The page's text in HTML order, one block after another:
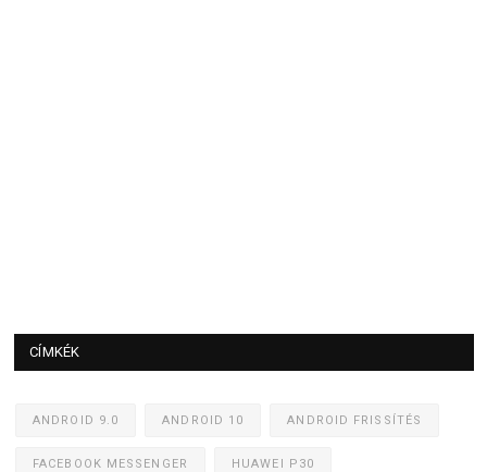
CÍMKÉK
ANDROID 9.0 ANDROID 10 ANDROID FRISSÍTÉS
FACEBOOK MESSENGER HUAWEI P30